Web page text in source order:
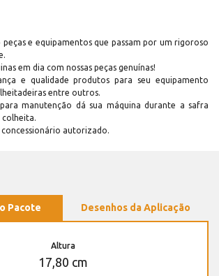
e equipamentos que passam por um rigoroso
em dia com nossas peças genuínas!
e qualidade produtos para seu equipamento
entre outros.
manutenção dá sua máquina durante a safra
colheita.
autorizado.
Pacote Desenhos da Aplicação
Altura
17,80 cm